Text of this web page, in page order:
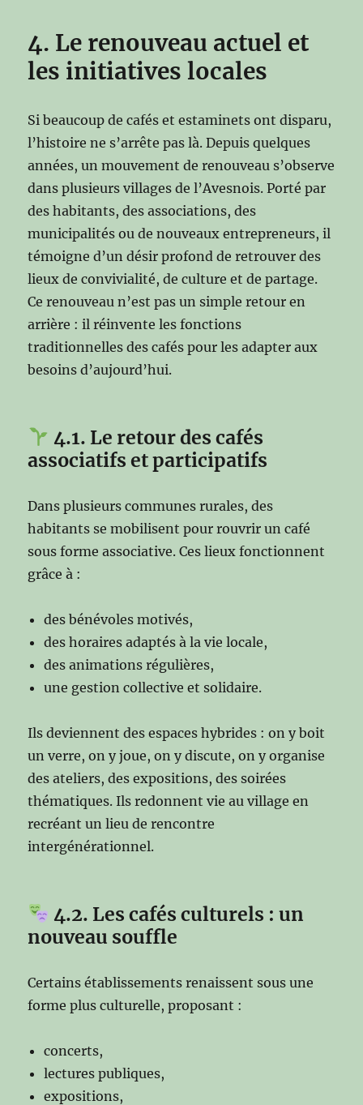
4. Le renouveau actuel et
les initiatives locales
Si beaucoup de cafés et estaminets ont disparu,
l’histoire ne s’arrête pas là. Depuis quelques
années, un mouvement de renouveau s’observe
dans plusieurs villages de l’Avesnois. Porté par
des habitants, des associations, des
municipalités ou de nouveaux entrepreneurs, il
témoigne d’un désir profond de retrouver des
lieux de convivialité, de culture et de partage.
Ce renouveau n’est pas un simple retour en
arrière : il réinvente les fonctions
traditionnelles des cafés pour les adapter aux
besoins d’aujourd’hui.
4.1. Le retour des cafés
associatifs et participatifs
Dans plusieurs communes rurales, des
habitants se mobilisent pour rouvrir un café
sous forme associative. Ces lieux fonctionnent
grâce à :
des bénévoles motivés,
des horaires adaptés à la vie locale,
des animations régulières,
une gestion collective et solidaire.
Ils deviennent des espaces hybrides : on y boit
un verre, on y joue, on y discute, on y organise
des ateliers, des expositions, des soirées
thématiques. Ils redonnent vie au village en
recréant un lieu de rencontre
intergénérationnel.
4.2. Les cafés culturels : un
nouveau souffle
Certains établissements renaissent sous une
forme plus culturelle, proposant :
concerts,
lectures publiques,
expositions,